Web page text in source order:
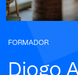
FORMADOR
Diogo